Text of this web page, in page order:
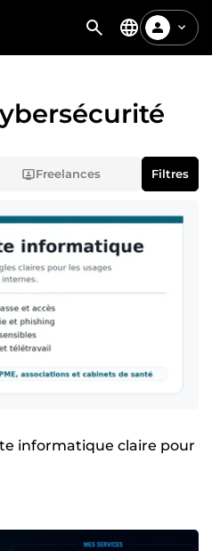
Freelances Filtres
informatique claire pour